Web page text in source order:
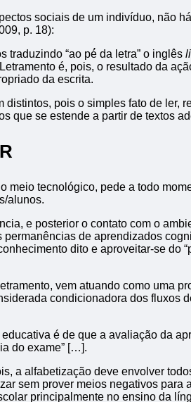
sociais de um indivíduo, não
p. 18):
“ao pé́ da letra” o inglês
é, pois, o resultado da
da escrita.
pois o simples fato de
que se estende a partir de textos
tecnológico, pede a todo
alunos.
e posterior o contato com o
de aprendizados
dito e aproveitar-se
vem atuando como uma
condicionadora dos fluxos
é de que a avaliação da
do exame” […].
a alfabetização deve envolver
sem prover meios negativos
principalmente no ensino da